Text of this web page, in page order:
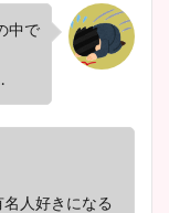
中で
人好きになる